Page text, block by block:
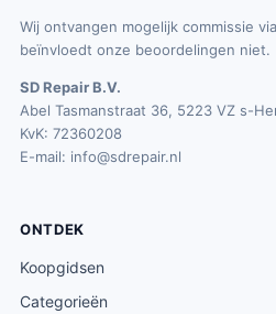
Wij ontvangen mogelijk commissie
beïnvloedt onze beoordelingen niet.
SD Repair B.V.
Abel Tasmanstraat 36, 5223 VZ s-
KvK: 72360208
E-mail: info@sdrepair.nl
ONTDEK
Koopgidsen
Categorieën